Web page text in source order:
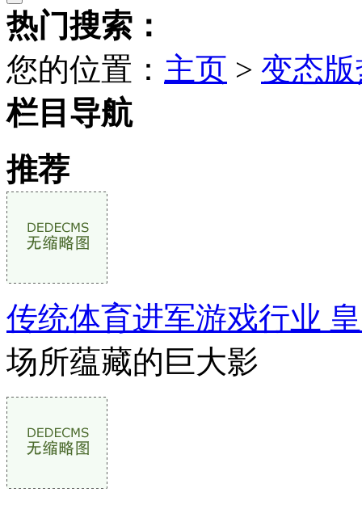
热门搜索：
您的位置： 主页 > 变态
栏目导航
推荐
传统体育进军游戏行业
场所蕴藏的巨大影